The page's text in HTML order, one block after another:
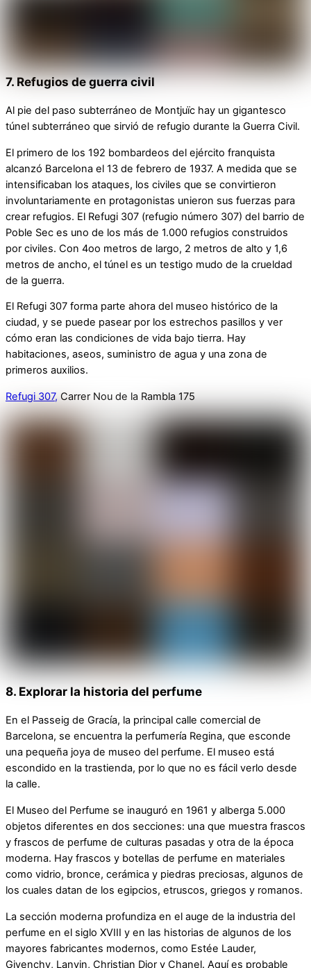
7. Refugios de guerra civil
Al pie del paso subterráneo de Montjuïc hay un gigantesco
túnel subterráneo que sirvió de refugio durante la Guerra Civil.
El primero de los 192 bombardeos del ejército franquista
alcanzó Barcelona el 13 de febrero de 1937. A medida que se
intensificaban los ataques, los civiles que se convirtieron
involuntariamente en protagonistas unieron sus fuerzas para
crear refugios. El Refugi 307 (refugio número 307) del barrio de
Poble Sec es uno de los más de 1.000 refugios construidos
por civiles. Con 4oo metros de largo, 2 metros de alto y 1,6
metros de ancho, el túnel es un testigo mudo de la crueldad
de la guerra.
El Refugi 307 forma parte ahora del museo histórico de la
ciudad, y se puede pasear por los estrechos pasillos y ver
cómo eran las condiciones de vida bajo tierra. Hay
habitaciones, aseos, suministro de agua y una zona de
primeros auxilios.
Refugi 307, Carrer Nou de la Rambla 175
8. Explorar la historia del perfume
En el Passeig de Gracía, la principal calle comercial de
Barcelona, se encuentra la perfumería Regina, que esconde
una pequeña joya de museo del perfume. El museo está
escondido en la trastienda, por lo que no es fácil verlo desde
la calle.
El Museo del Perfume se inauguró en 1961 y alberga 5.000
objetos diferentes en dos secciones: una que muestra frascos
y frascos de perfume de culturas pasadas y otra de la época
moderna. Hay frascos y botellas de perfume en materiales
como vidrio, bronce, cerámica y piedras preciosas, algunos de
los cuales datan de los egipcios, etruscos, griegos y romanos.
La sección moderna profundiza en el auge de la industria del
perfume en el siglo XVIII y en las historias de algunos de los
mayores fabricantes modernos, como Estée Lauder,
Givenchy, Lanvin, Christian Dior y Chanel. Aquí es probable